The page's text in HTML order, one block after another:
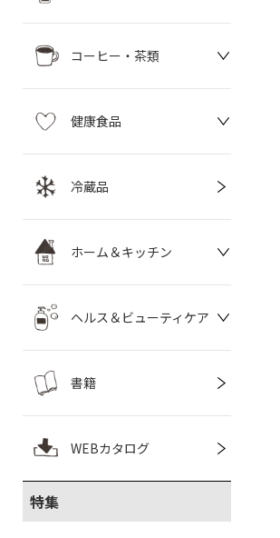
コーヒー・茶類
健康食品
冷蔵品
ホーム＆キッチン
ヘルス＆ビューティケア
書籍
WEBカタログ
特集